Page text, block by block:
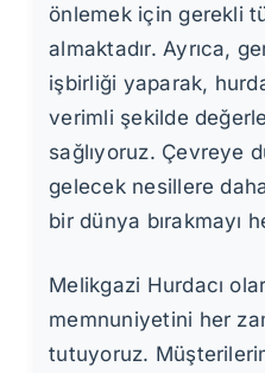
önlemek için gerekli
almaktadır. Ayrıca,
işbirliği yaparak,
verimli şekilde
sağlıyoruz. Çevreye
gelecek nesillere
bir dünya bırakmayı
Melikgazi Hurdacı
memnuniyetini her
tutuyoruz.